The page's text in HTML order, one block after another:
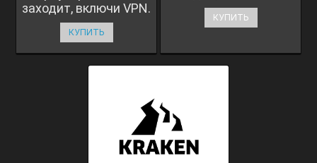
заходит, включи VPN.
КУПИТЬ
КУПИТЬ